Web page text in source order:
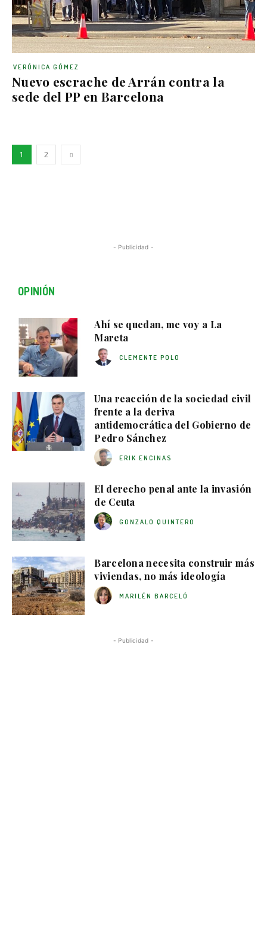
Nuevo escrache de Arrán contra la
sede del PP en Barcelona
VERÓNICA GÓMEZ
1 2
- Publicidad -
OPINIÓN
Ahí se quedan, me voy a La
Mareta
CLEMENTE POLO
Una reacción de la sociedad civil
frente a la deriva
antidemocrática del Gobierno de
Pedro Sánchez
ERIK ENCINAS
El derecho penal ante la invasión
de Ceuta
GONZALO QUINTERO
Barcelona necesita construir más
viviendas, no más ideología
MARILÉN BARCELÓ
- Publicidad -